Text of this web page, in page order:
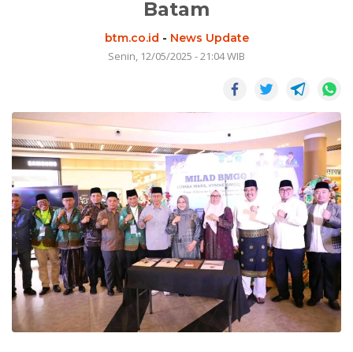
Batam
btm.co.id - News Update
Senin, 12/05/2025 - 21:04 WIB